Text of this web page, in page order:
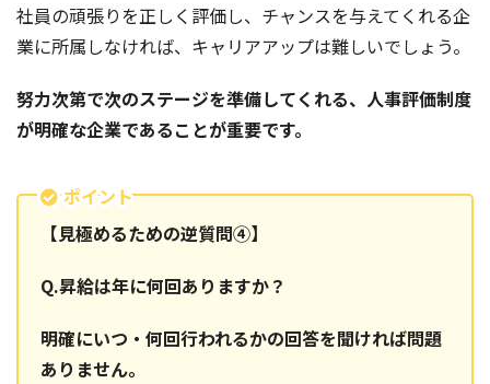
社員の頑張りを正しく評価し、チャンスを与えてくれる企
業に所属しなければ、キャリアアップは難しいでしょう。
努力次第で次のステージを準備してくれる、人事評価制度
が明確な企業であることが重要です。
ポイント
【見極めるための逆質問④】
Q.昇給は年に何回ありますか？
明確にいつ・何回行われるかの回答を聞ければ問題
ありません。